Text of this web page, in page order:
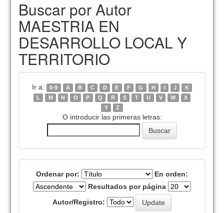
Buscar por Autor
MAESTRIA EN
DESARROLLO LOCAL Y
TERRITORIO
Ir a: 0-9 A B C D E F G H I J
K
L
M N O P Q R S T U V W
X
Y
Z
O introducir las primeras letras:
Ordenar por:
En orden:
Resultados por página
Autor/Registro: